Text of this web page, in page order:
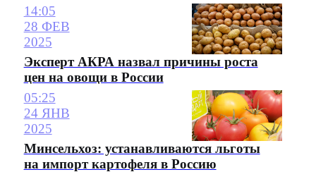
14:05
28 ФЕВ
2025
Эксперт АКРА назвал причины роста
цен на овощи в России
05:25
24 ЯНВ
2025
Минсельхоз: устанавливаются льготы
на импорт картофеля в Россию